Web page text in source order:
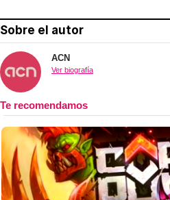
Sobre el autor
ACN
Ver biografía